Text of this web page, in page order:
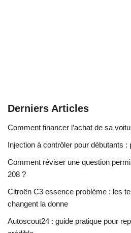
Derniers Articles
Comment financer l’achat de sa
Injection à contrôler pour débutants
Comment réviser une question
208 ?
Citroën C3 essence problème : les
changent la donne
Autoscout24 : guide pratique pour